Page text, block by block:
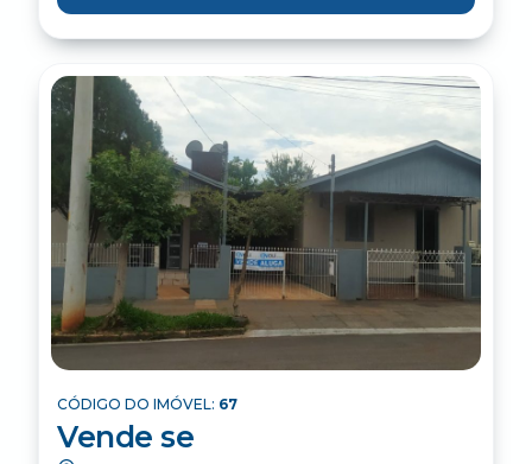
CÓDIGO DO IMÓVEL: 67
Vende se